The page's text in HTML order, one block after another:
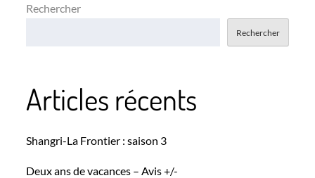
Rechercher
Rechercher
Articles récents
Shangri-La Frontier : saison 3
Deux ans de vacances – Avis +/-